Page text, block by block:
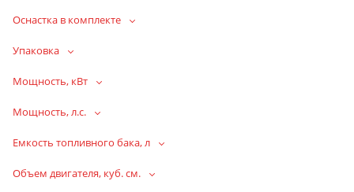
Оснастка в комплекте
Упаковка
Мощность, кВт
Мощность, л.с.
Емкость топливного бака, л
Объем двигателя, куб. см.